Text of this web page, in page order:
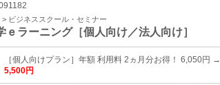
ビジネススクール・セミナー
ｅラーニング［個人向け／法人向け］
［個人向けプラン］年額 利用料 2ヵ月分お得！ 6,050円 →
5,500円